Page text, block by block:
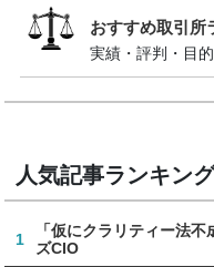
おすすめ取引所
実績・評判・目的
人気記事ランキン
1
「仮にクラリティー法
ズCIO